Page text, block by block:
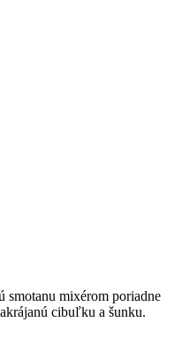
smotanu mixérom poriadne
cibuľku a šunku.